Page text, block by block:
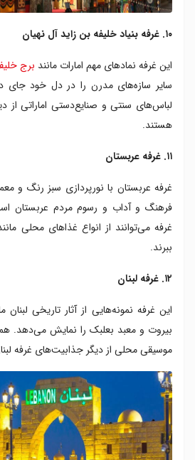
۱۰. غرفه بنیاد خلیفه بن‌ زاید آل نهیان
این غرفه نمادهای مهم امارات مانند برج
سایر سازه‌های مدرن را در دل خود جای
لباس‌های سنتی و صنایع‌دستی اماراتی از
هستند.
۱۱. غرفه عربستان
غرفه عربستان با نورپردازی سبز رنگ و
فرهنگ و آداب و رسوم مردم عربستان
غرفه می‌توانند از انواع غذاهای محلی
ببرند.
۱۲. غرفه لبنان
این غرفه نمونه‌هایی از آثار تاریخی
بیروت و معبد بعلبک را نمایش می‌دهد.
موسیقی محلی از دیگر جذابیت‌های غرفه